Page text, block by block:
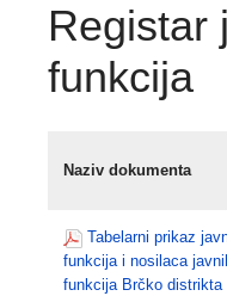
Registar
funkcija
Naziv dokumenta
Tabelarni prikaz
funkcija i nosilaca
funkcija Brčko distrikta